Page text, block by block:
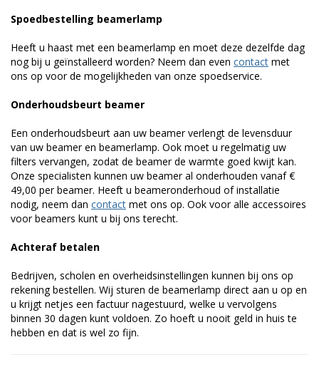
Spoedbestelling beamerlamp
Heeft u haast met een beamerlamp en moet deze dezelfde dag
nog bij u geïnstalleerd worden? Neem dan even contact met
ons op voor de mogelijkheden van onze spoedservice.
Onderhoudsbeurt beamer
Een onderhoudsbeurt aan uw beamer verlengt de levensduur
van uw beamer en beamerlamp. Ook moet u regelmatig uw
filters vervangen, zodat de beamer de warmte goed kwijt kan.
Onze specialisten kunnen uw beamer al onderhouden vanaf €
49,00 per beamer. Heeft u beameronderhoud of installatie
nodig, neem dan contact met ons op. Ook voor alle accessoires
voor beamers kunt u bij ons terecht.
Achteraf betalen
Bedrijven, scholen en overheidsinstellingen kunnen bij ons op
rekening bestellen. Wij sturen de beamerlamp direct aan u op en
u krijgt netjes een factuur nagestuurd, welke u vervolgens
binnen 30 dagen kunt voldoen. Zo hoeft u nooit geld in huis te
hebben en dat is wel zo fijn.